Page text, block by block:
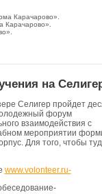
Карачарово».
Карачарово».
на
Селигер пройдет
форум
взаимодействия с
мероприятии
Для того, чтобы
www.volonteer.ru-